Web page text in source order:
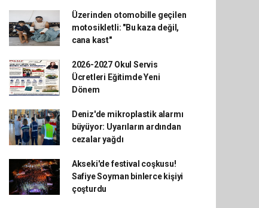
Üzerinden otomobille geçilen
motosikletli: "Bu kaza değil,
cana kast"
2026-2027 Okul Servis
Ücretleri Eğitimde Yeni
Dönem
Deniz'de mikroplastik alarmı
büyüyor: Uyarıların ardından
cezalar yağdı
Akseki'de festival coşkusu!
Safiye Soyman binlerce kişiyi
çoşturdu